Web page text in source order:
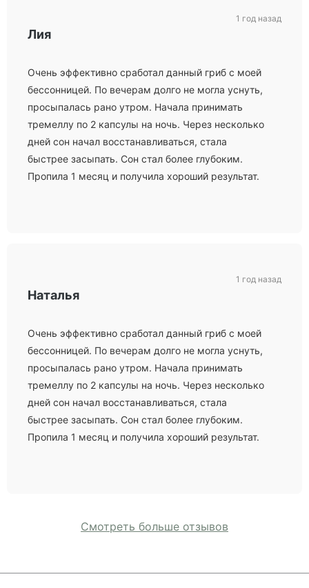
Лия
Очень эффективно сработал данный гриб с моей
бессонницей. По вечерам долго не могла уснуть,
просыпалась рано утром. Начала принимать
тремеллу по 2 капсулы на ночь. Через несколько
дней сон начал восстанавливаться, стала
быстрее засыпать. Сон стал более глубоким.
Пропила 1 месяц и получила хороший результат.
1 год назад
Наталья
Очень эффективно сработал данный гриб с моей
бессонницей. По вечерам долго не могла уснуть,
просыпалась рано утром. Начала принимать
тремеллу по 2 капсулы на ночь. Через несколько
дней сон начал восстанавливаться, стала
быстрее засыпать. Сон стал более глубоким.
Пропила 1 месяц и получила хороший результат.
1 год назад
Смотреть больше отзывов